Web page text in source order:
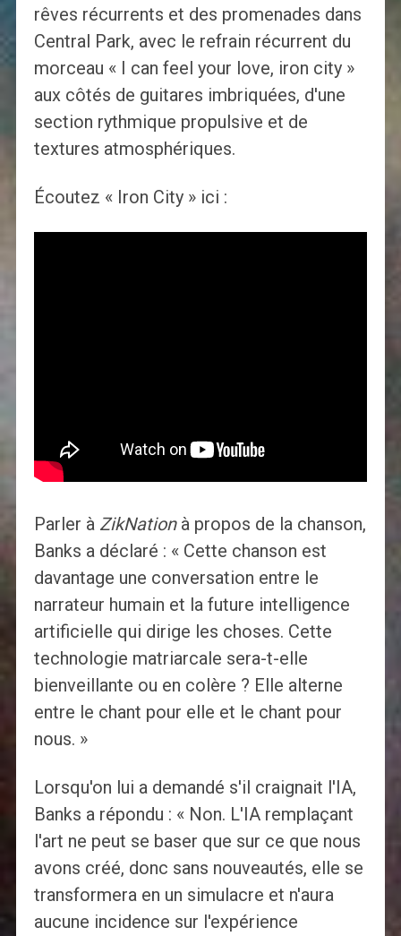
rêves récurrents et des promenades dans
Central Park, avec le refrain récurrent du
morceau « I can feel your love, iron city »
aux côtés de guitares imbriquées, d'une
section rythmique propulsive et de
textures atmosphériques.
Écoutez « Iron City » ici :
Parler à ZikNation à propos de la chanson,
Banks a déclaré : « Cette chanson est
davantage une conversation entre le
narrateur humain et la future intelligence
artificielle qui dirige les choses. Cette
technologie matriarcale sera-t-elle
bienveillante ou en colère ? Elle alterne
entre le chant pour elle et le chant pour
nous. »
Lorsqu'on lui a demandé s'il craignait l'IA,
Banks a répondu : « Non. L'IA remplaçant
l'art ne peut se baser que sur ce que nous
avons créé, donc sans nouveautés, elle se
transformera en un simulacre et n'aura
aucune incidence sur l'expérience